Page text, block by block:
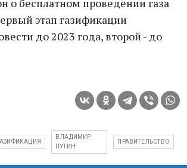
о бесплатном проведении газа
этап газификации
до 2023 года, второй - до
ВЛАДИМИР
ПУТИН
ПРАВИТЕЛЬСТВО